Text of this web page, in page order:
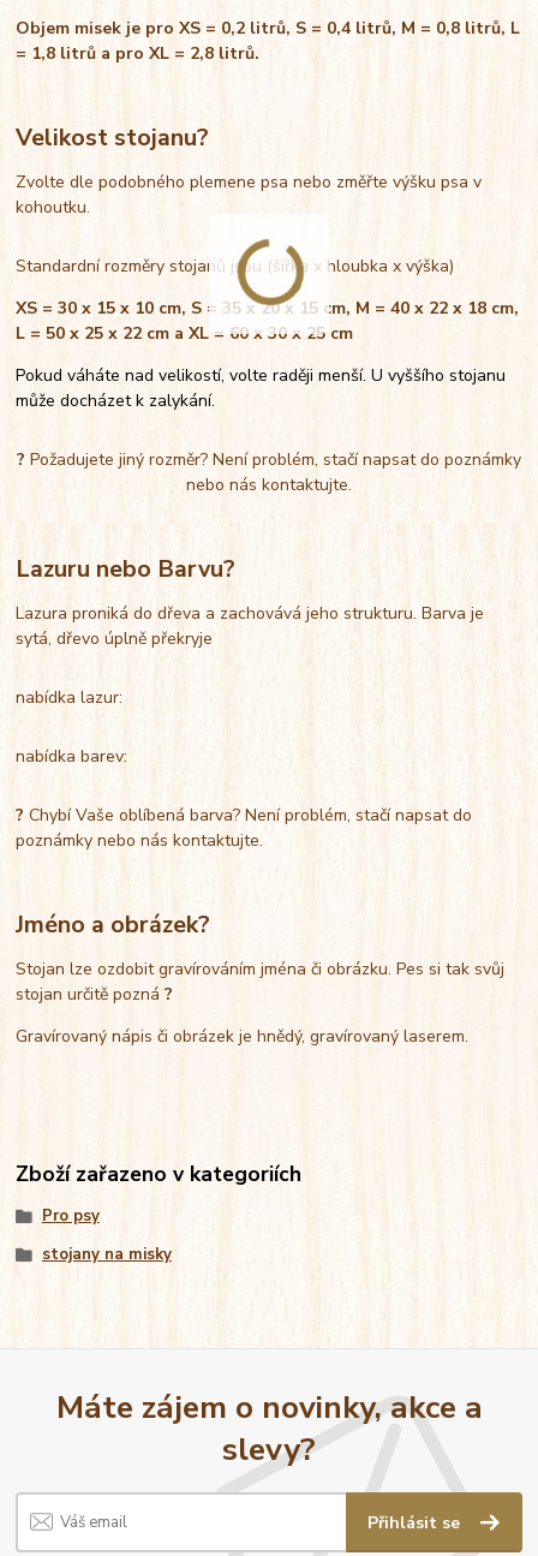
Objem misek je pro XS = 0,2 litrů, S = 0,4 litrů, M = 0,8 litrů, L
= 1,8 litrů a pro XL = 2,8 litrů.
Velikost stojanu?
Zvolte dle podobného plemene psa nebo změřte výšku psa v
kohoutku.
Standardní rozměry stojanů jsou (šířka x hloubka x výška)
XS = 30 x 15 x 10 cm, S = 35 x 20 x 15 cm, M = 40 x 22 x 18 cm,
L = 50 x 25 x 22 cm a XL = 60 x 30 x 25 cm
Pokud váháte nad velikostí, volte raději menší. U vyššího stojanu
může docházet k zalykání.
? Požadujete jiný rozměr? Není problém, stačí napsat do poznámky
nebo nás kontaktujte.
Lazuru nebo Barvu?
Lazura proniká do dřeva a zachovává jeho strukturu. Barva je
sytá, dřevo úplně překryje
nabídka lazur:
nabídka barev:
?Chybí Vaše oblíbená barva? Není problém, stačí napsat do
poznámky nebo nás kontaktujte.
Jméno a obrázek?
Stojan lze ozdobit gravírováním jména či obrázku. Pes si tak svůj
stojan určitě pozná?
Gravírovaný nápis či obrázek je hnědý, gravírovaný laserem.
Zboží zařazeno v kategoriích
Pro psy
stojany na misky
Máte zájem o novinky, akce a
slevy?
Přihlásit se